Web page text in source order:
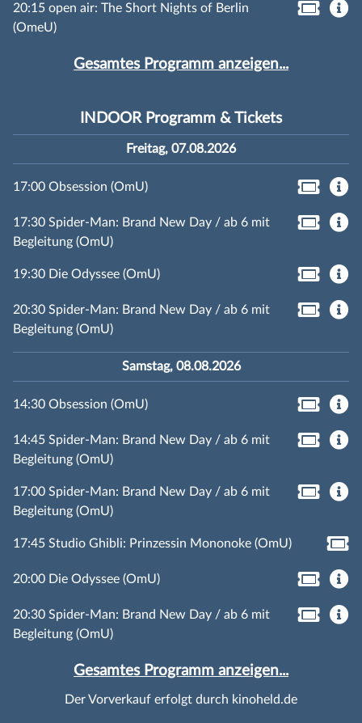
20:15 open air: The Short Nights of Berlin
(OmeU)
Gesamtes Programm anzeigen...
INDOOR Programm & Tickets
Freitag, 07.08.2026
17:00 Obsession (OmU)
17:30 Spider-Man: Brand New Day / ab 6 mit
Begleitung (OmU)
19:30 Die Odyssee (OmU)
20:30 Spider-Man: Brand New Day / ab 6 mit
Begleitung (OmU)
Samstag, 08.08.2026
14:30 Obsession (OmU)
14:45 Spider-Man: Brand New Day / ab 6 mit
Begleitung (OmU)
17:00 Spider-Man: Brand New Day / ab 6 mit
Begleitung (OmU)
17:45 Studio Ghibli: Prinzessin Mononoke (OmU)
20:00 Die Odyssee (OmU)
20:30 Spider-Man: Brand New Day / ab 6 mit
Begleitung (OmU)
Gesamtes Programm anzeigen...
Der Vorverkauf erfolgt durch kinoheld.de